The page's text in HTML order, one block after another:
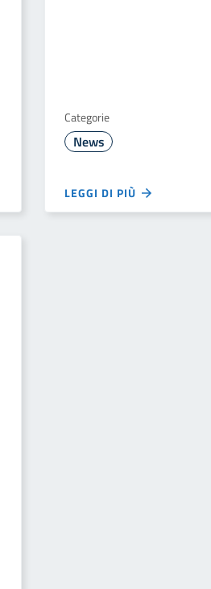
Categorie
News
LEGGI DI PIÙ